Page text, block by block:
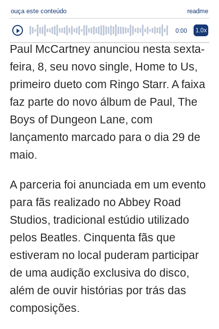
ouça este conteúdo readme
0:00 1.0x
Paul McCartney anunciou nesta sexta-
feira, 8, seu novo single, Home to Us,
primeiro dueto com Ringo Starr. A faixa
faz parte do novo álbum de Paul, The
Boys of Dungeon Lane, com
lançamento marcado para o dia 29 de
maio.
A parceria foi anunciada em um evento
para fãs realizado no Abbey Road
Studios, tradicional estúdio utilizado
pelos Beatles. Cinquenta fãs que
estiveram no local puderam participar
de uma audição exclusiva do disco,
além de ouvir histórias por trás das
composições.